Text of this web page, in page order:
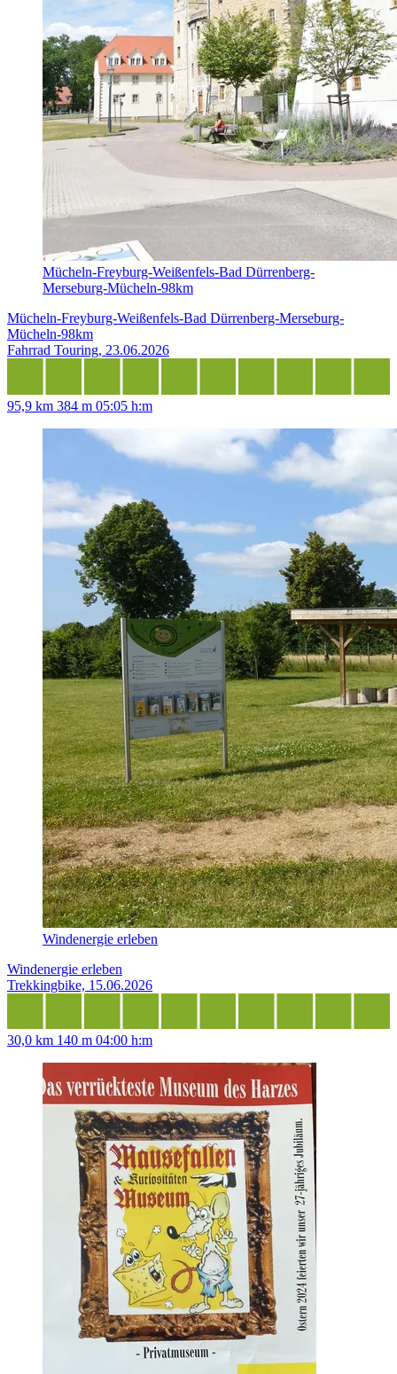
Mücheln-Freyburg-Weißenfels-Bad Dürrenberg-
Merseburg-Mücheln-98km
Mücheln-Freyburg-Weißenfels-Bad Dürrenberg-Merseburg-
Mücheln-98km
Fahrrad Touring, 23.06.2026
95,9 km 384 m 05:05 h:m
Windenergie erleben
Windenergie erleben
Trekkingbike, 15.06.2026
30,0 km 140 m 04:00 h:m